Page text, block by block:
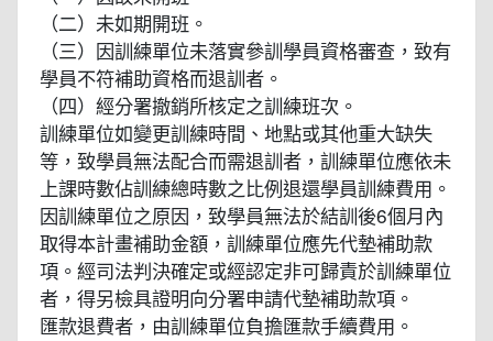
（二）未如期開班。
（三）因訓練單位未落實參訓學員資格審查，致有
學員不符補助資格而退訓者。
（四）經分署撤銷所核定之訓練班次。
訓練單位如變更訓練時間、地點或其他重大缺失
等，致學員無法配合而需退訓者，訓練單位應依未
上課時數佔訓練總時數之比例退還學員訓練費用。
因訓練單位之原因，致學員無法於結訓後6個月內
取得本計畫補助金額，訓練單位應先代墊補助款
項。經司法判決確定或經認定非可歸責於訓練單位
者，得另檢具證明向分署申請代墊補助款項。
匯款退費者，由訓練單位負擔匯款手續費用。